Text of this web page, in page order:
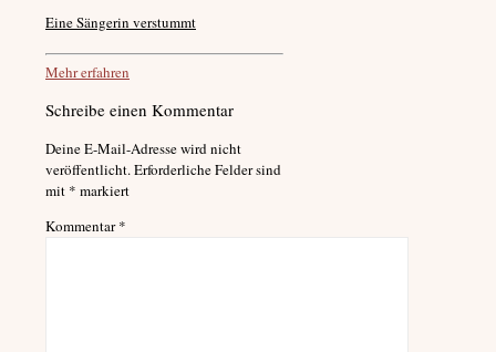
Eine Sängerin verstummt
Mehr erfahren
Schreibe einen Kommentar
Deine E-Mail-Adresse wird nicht
veröffentlicht.Erforderliche Felder sind
mit * markiert
Kommentar*